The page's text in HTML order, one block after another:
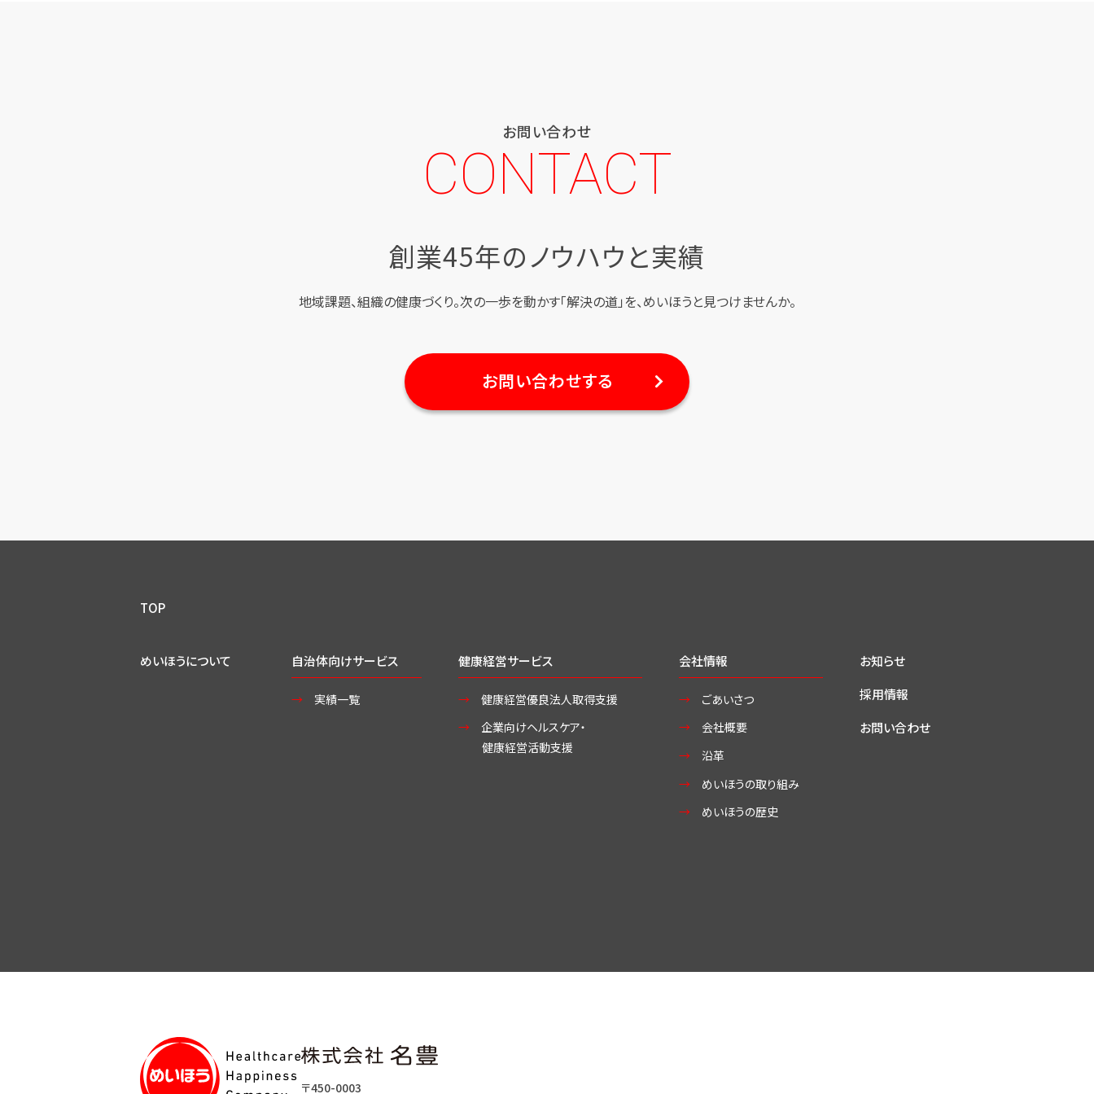
お問い合わせ
CONTACT
創業45年のノウハウと実績
地域課題、組織の健康づくり。次の一歩を動かす「解決の道」を、めいほうと見つけませんか。
お問い合わせする
TOP
めいほうについて 自治体向けサービス
実績一覧
健康経営サービス
健康経営優良法人取得支援
企業向けヘルスケア・
健康経営活動支援
会社情報
ごあいさつ
会社概要
沿革
めいほうの取り組み
めいほうの歴史
お知らせ
採用情報
お問い合わせ
〒450-0003